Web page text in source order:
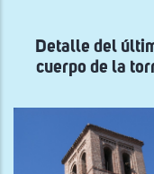
Detalle del
cuerpo de la